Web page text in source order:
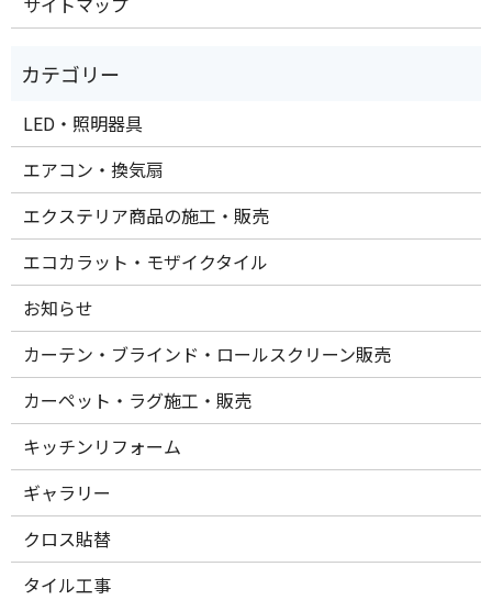
LED・照明器具
エアコン・換気扇
エクステリア商品の施工・販売
エコカラット・モザイクタイル
お知らせ
カーテン・ブラインド・ロールスクリーン販売
カーペット・ラグ施工・販売
キッチンリフォーム
ギャラリー
クロス貼替
タイル工事